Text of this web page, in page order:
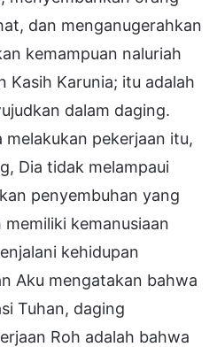
dan menganugerahkan
kemampuan naluriah
Kasih Karunia; itu adalah
dalam daging.
pekerjaan itu,
Dia tidak melampaui
penyembuhan yang
memiliki kemanusiaan
kehidupan
Aku mengatakan bahwa
Tuhan, daging
Roh adalah bahwa